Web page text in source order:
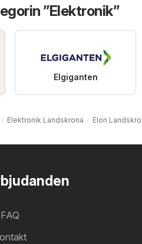
”Elektronik”
Elgiganten
Elektronik Landskrona Elon
FAQ